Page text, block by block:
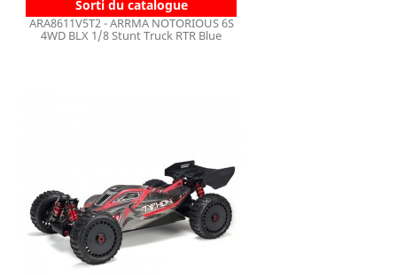
Sorti du catalogue
ARA8611V5T2 - ARRMA NOTORIOUS 6S
4WD BLX 1/8 Stunt Truck RTR Blue